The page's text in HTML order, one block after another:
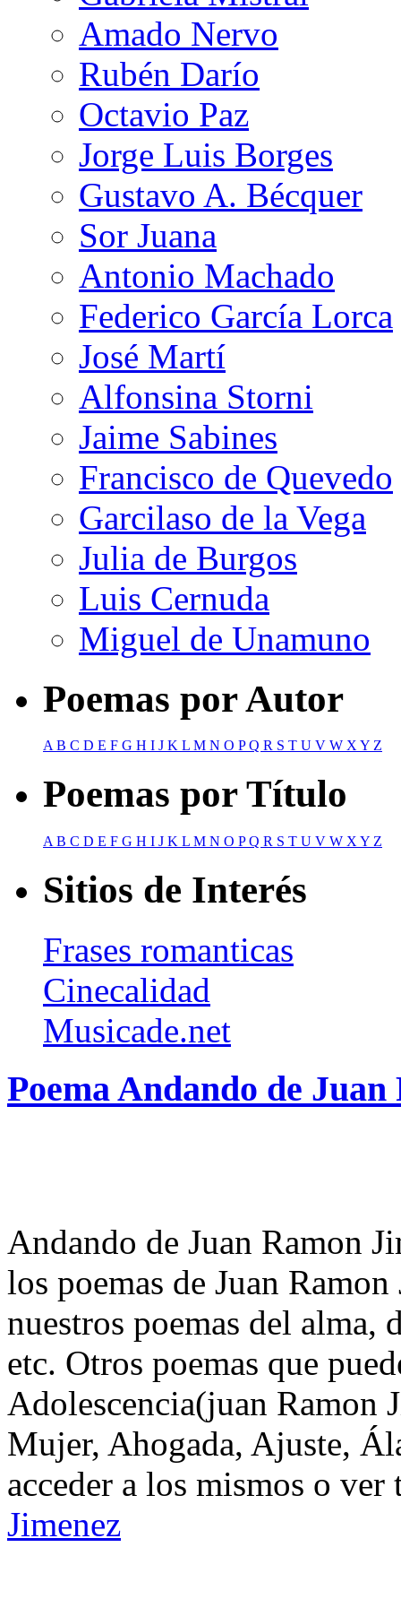
Amado Nervo
Rubén Darío
Octavio Paz
Jorge Luis Borges
Gustavo A. Bécquer
Sor Juana
Antonio Machado
Federico García Lorca
José Martí
Alfonsina Storni
Jaime Sabines
Francisco de Quevedo
Garcilaso de la Vega
Julia de Burgos
Luis Cernuda
Miguel de Unamuno
Poemas por Autor
AB C D E F G H I J K L M N O PQ R S T U V W XY Z
Poemas por Título
A B C D E F G H I J K L M N O PQ R S T U V W X Y Z
Sitios de Interés
Frases romanticas
Cinecalidad
Musicade.net
Poema Andando de
Andando de Juan Ramon
los poemas de Juan
nuestros poemas del alma,
etc. Otros poemas que
Adolescencia(juan Ramon
Mujer, Ahogada, Ajuste,
acceder a los mismos o
Jimenez